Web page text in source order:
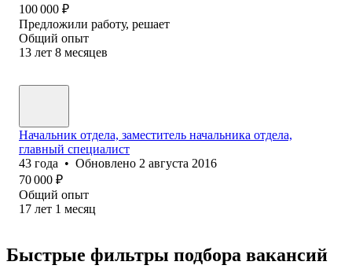
100 000 ₽
Предложили работу, решает
Общий опыт
13 лет 8 месяцев
Начальник отдела, заместитель начальника отдела,
главный специалист
43 года • Обновлено 2 августа 2016
70 000 ₽
Общий опыт
17 лет 1 месяц
Быстрые фильтры подбора вакансий